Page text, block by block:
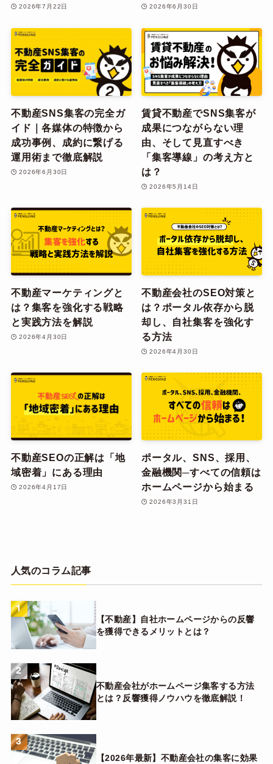
2026年7月22日 2026年6月30日
不動産SNS集客の完全ガ
イド｜各媒体の特徴から
成功事例、成約に繋げる
運用術まで徹底解説
2026年6月30日
賃貸不動産でSNS集客が
成果につながらない理
由、そして見直すべき
「集客導線」の考え方と
は？
2026年5月14日
不動産マーケティングと
は？集客を強化する戦略
と実践方法を解説
2026年4月30日
不動産会社のSEO対策と
は？ポータル依存から脱
却し、自社集客を強化す
る方法
2026年4月30日
不動産SEOの正解は「地
域密着」にある理由
2026年4月17日
ポータル、SNS、採用、
金融機関─すべての信頼は
ホームページから始まる
2026年3月31日
人気のコラム記事
1
【不動産】自社ホームページからの反響
を獲得できるメリットとは？
2
不動産会社がホームページ集客する方法
とは？反響獲得ノウハウを徹底解説！
3
【2026年最新】不動産会社の集客に効果